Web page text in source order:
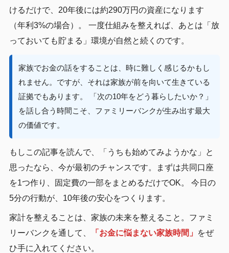
けるだけで、20年後には約290万円の資産になります
（年利3%の場合）。 一度仕組みを整えれば、あとは「放
っておいても貯まる」環境が自然と続くのです。
家族でお金の話をすることは、時に難しく感じるかもし
れません。ですが、それは家族が前を向いて生きている
証拠でもあります。 「次の10年をどう暮らしたいか？」
を話し合う時間こそ、ファミリーバンクが生み出す最大
の価値です。
もしこの記事を読んで、「うちも始めてみようかな」と
思ったなら、今が最初のチャンスです。まずは共同口座
を1つ作り、固定費の一部をまとめるだけでOK。 今日の
5分の行動が、10年後の安心をつくります。
家計を整えることは、家族の未来を整えること。ファミ
リーバンクを通して、
「お金に悩まない家族時間」
をぜ
ひ手に入れてください。